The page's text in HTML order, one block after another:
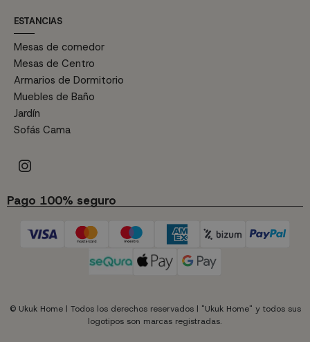
ESTANCIAS
Mesas de comedor
Mesas de Centro
Armarios de Dormitorio
Muebles de Baño
Jardín
Sofás Cama
Pago 100% seguro
© Ukuk Home | Todos los derechos reservados | "Ukuk Home" y todos sus
logotipos son marcas registradas.